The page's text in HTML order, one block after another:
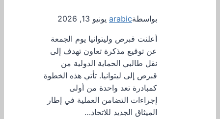
بواسطةarabic يونيو 13, 2026
أعلنت قبرص وليتوانيا يوم الجمعة
عن توقيع مذكرة تعاون تهدف إلى
نقل طالبي الحماية الدولية من
قبرص إلى ليتوانيا. تأتي هذه الخطوة
كمبادرة تعد واحدة من أولى
إجراءات التضامن العملية في إطار
الميثاق الجديد للاتحاد…